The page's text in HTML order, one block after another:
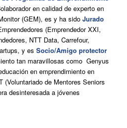
en calidad de experto en
(GEM), es y ha sido Jurado
(Emprendedor XXI,
NTT Data, Carrefour,
y es Socio/Amigo protector
tan maravillosas como Genyus
en emprendimiento en
(Voluntariado de Mentores Seniors
desinteresada a jóvenes